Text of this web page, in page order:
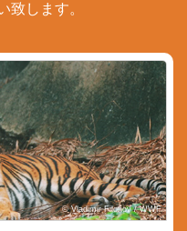
致します。
© Vladimir Filonov / WWF